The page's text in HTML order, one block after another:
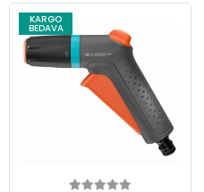
KARGO
BEDAVA